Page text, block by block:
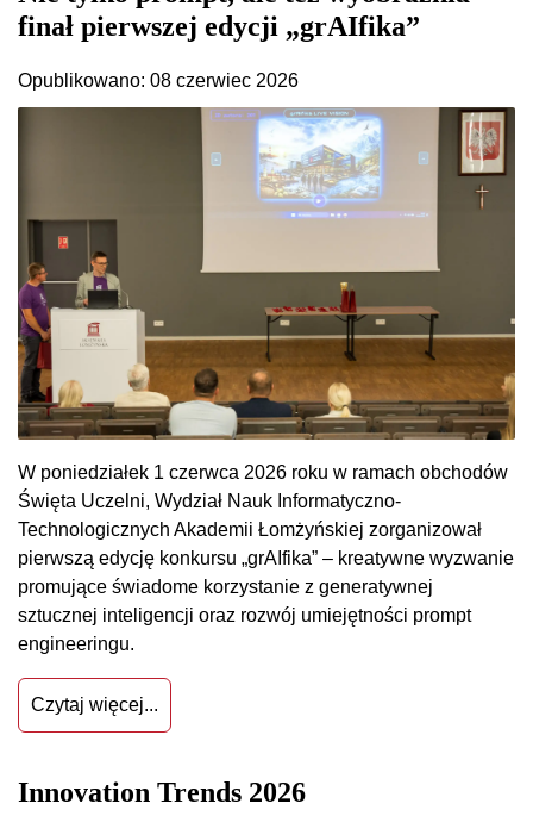
finał pierwszej edycji „grAIfika”
Opublikowano: 08 czerwiec 2026
W poniedziałek 1 czerwca 2026 roku w ramach obchodów
Święta Uczelni, Wydział Nauk Informatyczno-
Technologicznych Akademii Łomżyńskiej zorganizował
pierwszą edycję konkursu „grAIfika” – kreatywne wyzwanie
promujące świadome korzystanie z generatywnej
sztucznej inteligencji oraz rozwój umiejętności prompt
engineeringu.
Czytaj więcej...
Innovation Trends 2026